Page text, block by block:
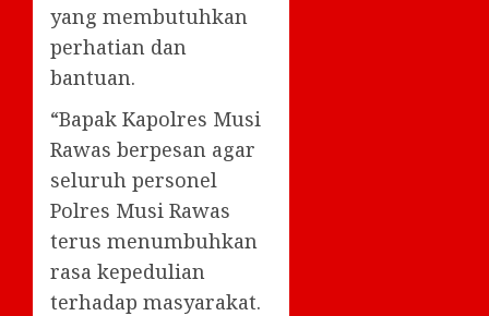
yang membutuhkan
perhatian dan
bantuan.
“Bapak Kapolres Musi
Rawas berpesan agar
seluruh personel
Polres Musi Rawas
terus menumbuhkan
rasa kepedulian
terhadap masyarakat.